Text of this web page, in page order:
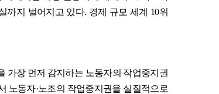
까지 벌어지고 있다. 경제 규모 세계 10위
가장 먼저 감지하는 노동자의 작업중지권
노동자·노조의 작업중지권을 실질적으로